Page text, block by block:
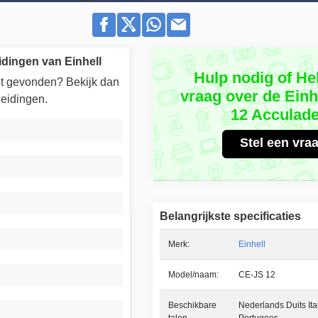
Hulp nodig of
vraag over de
12
Stel een
Belangrijkste specificaties
Merk: Einhell
Model/naam: CE-JS 12
Beschikbare
Nederlands Duits
van Einhell
gevonden? Bekijk dan